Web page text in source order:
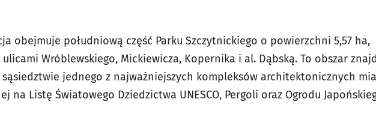
obejmuje południową część Parku Szczytnickiego o powierzchni 5,57 ha,
Wróblewskiego, Mickiewicza, Kopernika i al. Dąbską. To obszar
jednego z najważniejszych kompleksów architektonicznych
na Listę Światowego Dziedzictwa UNESCO, Pergoli oraz Ogrodu